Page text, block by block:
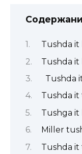
Tushda it
Tushda it
Tushda
Tushda it
Tushga it
Miller
Tushda it